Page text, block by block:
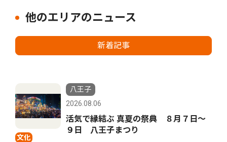
他のエリアのニュース
新着記事
文化
八王子
2026.08.06
活気で縁結ぶ 真夏の祭典 ８月７日〜
９日 八王子まつり